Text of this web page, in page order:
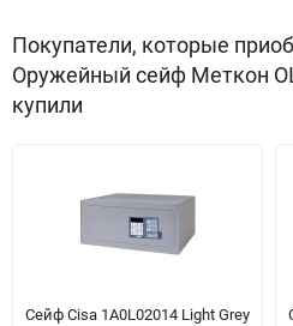
Покупатели, которые
Оружейный сейф Меткон
купили
Сейф Cisa 1A0L02014 Light Grey